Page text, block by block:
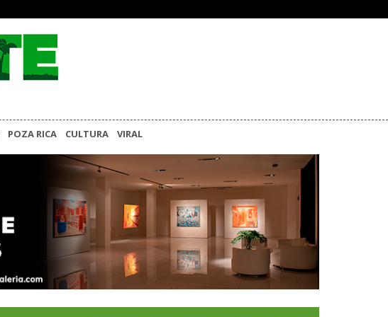
POZA RICA CULTURA VIRAL